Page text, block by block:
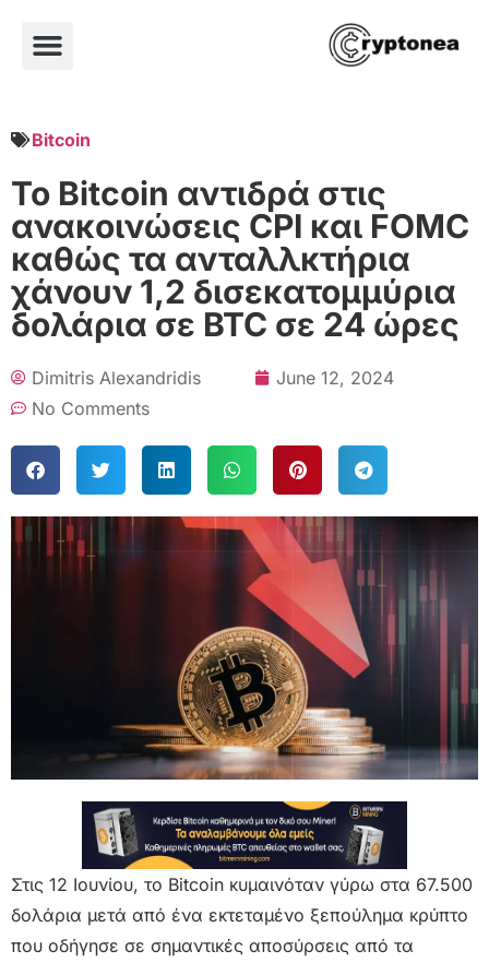
Bitcoin
Το Bitcoin αντιδρά στις
ανακοινώσεις CPI και FOMC
καθώς τα ανταλλκτήρια
χάνουν 1,2 δισεκατομμύρια
δολάρια σε BTC σε 24 ώρες
Dimitris Alexandridis
June 12, 2024
No Comments
Στις 12 Ιουνίου, το Bitcoin κυμαινόταν γύρω στα 67.500
δολάρια μετά από ένα εκτεταμένο ξεπούλημα κρύπτο
που οδήγησε σε σημαντικές αποσύρσεις από τα